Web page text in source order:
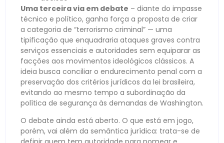
Uma terceira via em debate – diante do impasse
técnico e político, ganha força a proposta de criar
a categoria de “terrorismo criminal” — uma
tipificação que enquadraria ataques graves contra
serviços essenciais e autoridades sem equiparar as
facções aos movimentos ideológicos clássicos. A
ideia busca conciliar o endurecimento penal com a
preservação dos critérios jurídicos da lei brasileira,
evitando ao mesmo tempo a subordinação da
política de segurança às demandas de Washington.
O debate ainda está aberto. O que está em jogo,
porém, vai além da semântica jurídica: trata-se de